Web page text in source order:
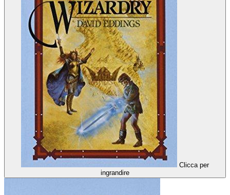
Clicca per
ingrandire